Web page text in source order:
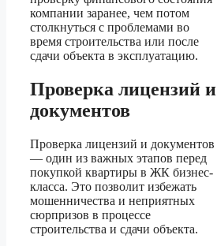
компании заранее, чем потом
столкнуться с проблемами во
время строительства или после
сдачи объекта в эксплуатацию.
Проверка лицензий и
документов
Проверка лицензий и документов
— один из важных этапов перед
покупкой квартиры в ЖК бизнес-
класса. Это позволит избежать
мошенничества и неприятных
сюрпризов в процессе
строительства и сдачи объекта.